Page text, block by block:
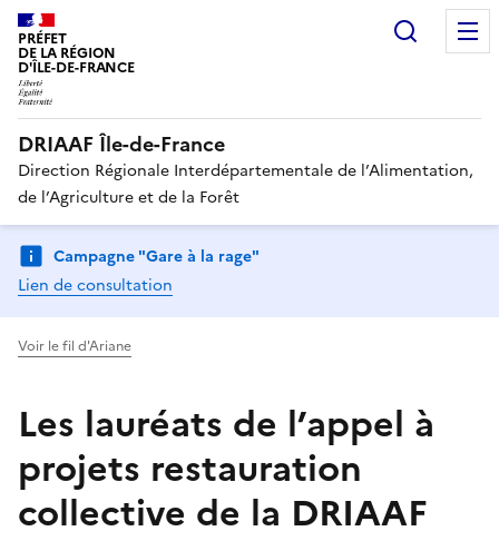
PRÉFET
DE LA RÉGION
D'ÎLE-DE-FRANCE
DRIAAF Île-de-France
Direction Régionale Interdépartementale de l’Alimentation,
de l’Agriculture et de la Forêt
Campagne "Gare à la rage"
Lien de consultation
Voir le fil d'Ariane
Les lauréats de l’appel à
projets restauration
collective de la DRIAAF